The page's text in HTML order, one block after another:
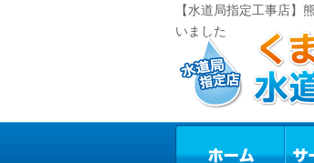
【水道局指定工事店
いました